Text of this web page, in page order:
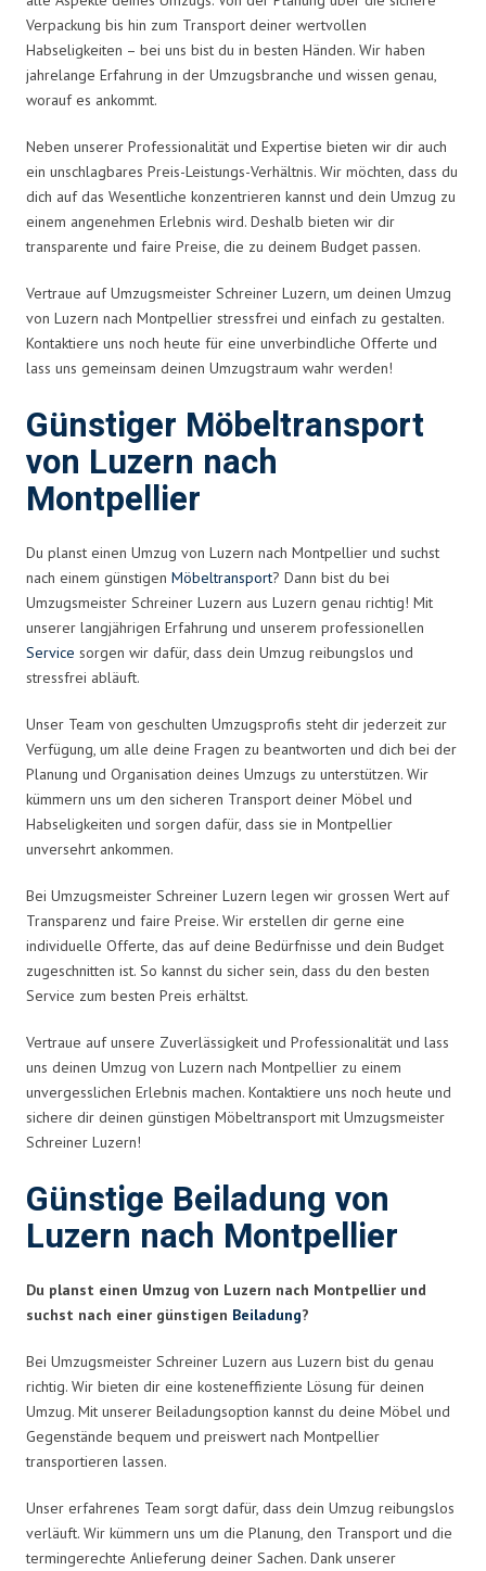
Verpackung bis hin zum Transport deiner wertvollen
Habseligkeiten – bei uns bist du in besten Händen. Wir haben
jahrelange Erfahrung in der Umzugsbranche und wissen genau,
worauf es ankommt.
Neben unserer Professionalität und Expertise bieten wir dir auch
ein unschlagbares Preis-Leistungs-Verhältnis. Wir möchten, dass du
dich auf das Wesentliche konzentrieren kannst und dein Umzug zu
einem angenehmen Erlebnis wird. Deshalb bieten wir dir
transparente und faire Preise, die zu deinem Budget passen.
Vertraue auf Umzugsmeister Schreiner Luzern, um deinen Umzug
von Luzern nach Montpellier stressfrei und einfach zu gestalten.
Kontaktiere uns noch heute für eine unverbindliche Offerte und
lass uns gemeinsam deinen Umzugstraum wahr werden!
Günstiger Möbeltransport
von Luzern nach
Montpellier
Du planst einen Umzug von Luzern nach Montpellier und suchst
nach einem günstigen Möbeltransport? Dann bist du bei
Umzugsmeister Schreiner Luzern aus Luzern genau richtig! Mit
unserer langjährigen Erfahrung und unserem professionellen
Service sorgen wir dafür, dass dein Umzug reibungslos und
stressfrei abläuft.
Unser Team von geschulten Umzugsprofis steht dir jederzeit zur
Verfügung, um alle deine Fragen zu beantworten und dich bei der
Planung und Organisation deines Umzugs zu unterstützen. Wir
kümmern uns um den sicheren Transport deiner Möbel und
Habseligkeiten und sorgen dafür, dass sie in Montpellier
unversehrt ankommen.
Bei Umzugsmeister Schreiner Luzern legen wir grossen Wert auf
Transparenz und faire Preise. Wir erstellen dir gerne eine
individuelle Offerte, das auf deine Bedürfnisse und dein Budget
zugeschnitten ist. So kannst du sicher sein, dass du den besten
Service zum besten Preis erhältst.
Vertraue auf unsere Zuverlässigkeit und Professionalität und lass
uns deinen Umzug von Luzern nach Montpellier zu einem
unvergesslichen Erlebnis machen. Kontaktiere uns noch heute und
sichere dir deinen günstigen Möbeltransport mit Umzugsmeister
Schreiner Luzern!
Günstige Beiladung von
Luzern nach Montpellier
Du planst einen Umzug von Luzern nach Montpellier und
suchst nach einer günstigen Beiladung?
Bei Umzugsmeister Schreiner Luzern aus Luzern bist du genau
richtig. Wir bieten dir eine kosteneffiziente Lösung für deinen
Umzug. Mit unserer Beiladungsoption kannst du deine Möbel und
Gegenstände bequem und preiswert nach Montpellier
transportieren lassen.
Unser erfahrenes Team sorgt dafür, dass dein Umzug reibungslos
verläuft. Wir kümmern uns um die Planung, den Transport und die
termingerechte Anlieferung deiner Sachen. Dank unserer